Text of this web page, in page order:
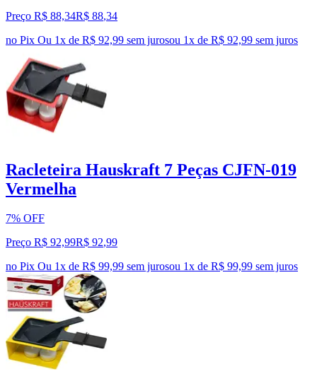
Preço R$ 88,34R$ 88,34
no Pix Ou 1x de R$ 92,99 sem jurosou 1x de R$ 92,99 sem juros
Racleteira Hauskraft 7 Peças CJFN-019
Vermelha
7% OFF
Preço R$ 92,99R$ 92,99
no Pix Ou 1x de R$ 99,99 sem jurosou 1x de R$ 99,99 sem juros